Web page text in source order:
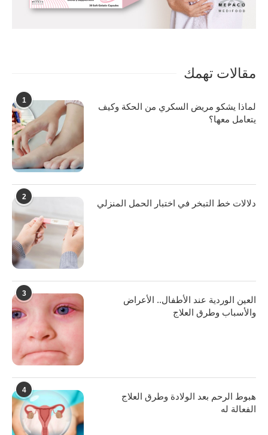
مقالات تهمك
1
لماذا يشكو مريض السكري من الحكة وكيف
يتعامل معها؟
2
دلالات خط التبخر في اختبار الحمل المنزلي
3
العين الوردية عند الأطفال.. الأعراض
والأسباب وطرق العلاج
4
هبوط الرحم بعد الولادة وطرق العلاج
الفعالة له